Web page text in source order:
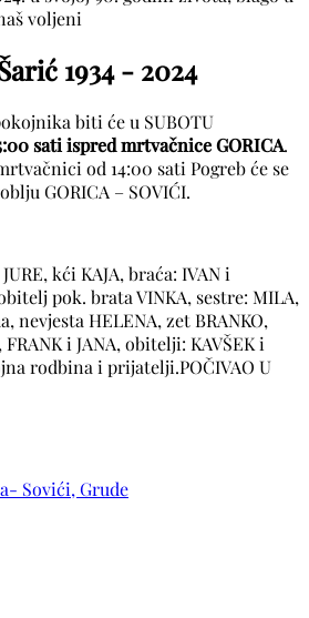
voljeni
1934 - 2024
biti će u SUBOTU
sati ispred mrtvačnice GORICA.
od 14:00 sati Pogreb će se
GORICA – SOVIĆI.
kći KAJA, braća: IVAN i
pok. brata VINKA, sestre: MILA,
nevjesta HELENA, zet BRANKO,
i JANA, obitelji: KAVŠEK i
rodbina i prijatelji.POČIVAO U
Sovići, Grude